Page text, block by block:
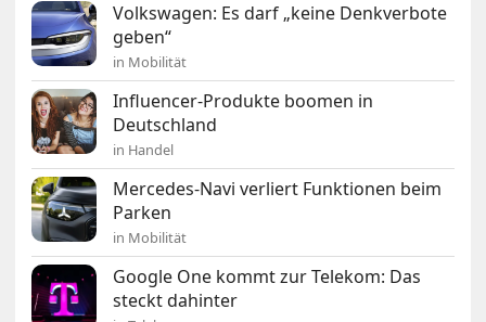
Volkswagen: Es darf „keine Denkverbote
geben“
in Mobilität
Influencer-Produkte boomen in
Deutschland
in Handel
Mercedes-Navi verliert Funktionen beim
Parken
in Mobilität
Google One kommt zur Telekom: Das
steckt dahinter